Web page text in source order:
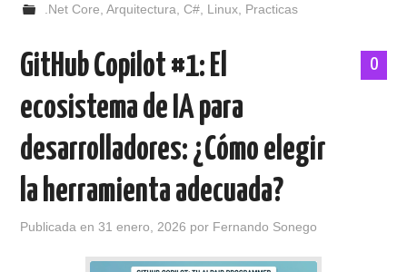
.Net Core, Arquitectura, C#, Linux, Practicas
0
GitHub Copilot #1: El
ecosistema de IA para
desarrolladores: ¿Cómo elegir
la herramienta adecuada?
Publicada en31 enero, 2026 por Fernando Sonego